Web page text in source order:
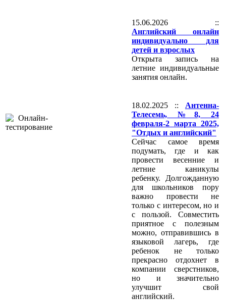
15.06.2026 ::
Английский онлайн
индивидуально для
детей и взрослых
Открыта запись на
летние индивидуальные
занятия онлайн.
18.02.2025 :: Антенна-
Телесемь, №8, 24
февраля-2 марта 2025,
"Отдых и английский"
Сейчас самое время
подумать, где и как
провести весенние и
летние каникулы
ребенку. Долгожданную
для школьников пору
важно провести не
только с интересом, но и
с пользой. Совместить
приятное с полезным
можно, отправившись в
языковой лагерь, где
ребенок не только
прекрасно отдохнет в
компании сверстников,
но и значительно
улучшит свой
английский.